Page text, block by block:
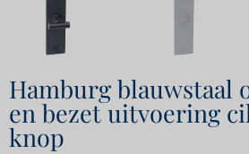
Hamburg blauwstaal
en bezet uitvoering
knop